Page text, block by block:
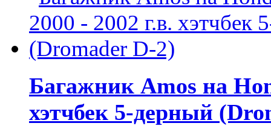
Багажник Amos на
хэтчбек 5-дерный